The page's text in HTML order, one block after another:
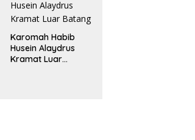
Karomah Habib
Husein Alaydrus
Kramat Luar